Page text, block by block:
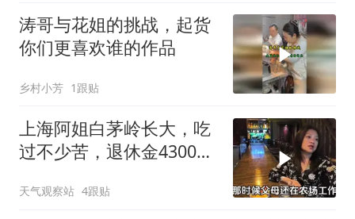
涛哥与花姐的挑战，起货
你们更喜欢谁的作品
乡村小芳 1跟贴
上海阿姐白茅岭长大，吃
过不少苦，退休金4300
天气观察站 4跟贴